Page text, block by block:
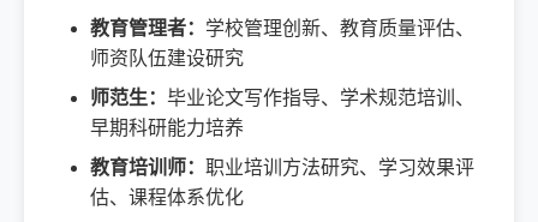
教育管理者： 学校管理创新、教育质量评估、
师资队伍建设研究
师范生： 毕业论文写作指导、学术规范培训、
早期科研能力培养
教育培训师： 职业培训方法研究、学习效果评
估、课程体系优化